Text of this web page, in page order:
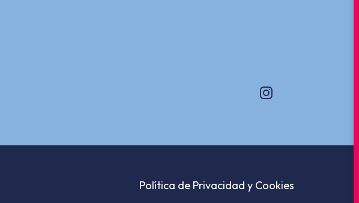
Política de Privacidad y Cookies